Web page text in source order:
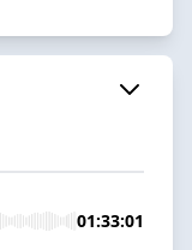
01:33:01